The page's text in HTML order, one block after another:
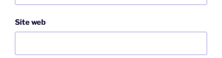
Site web